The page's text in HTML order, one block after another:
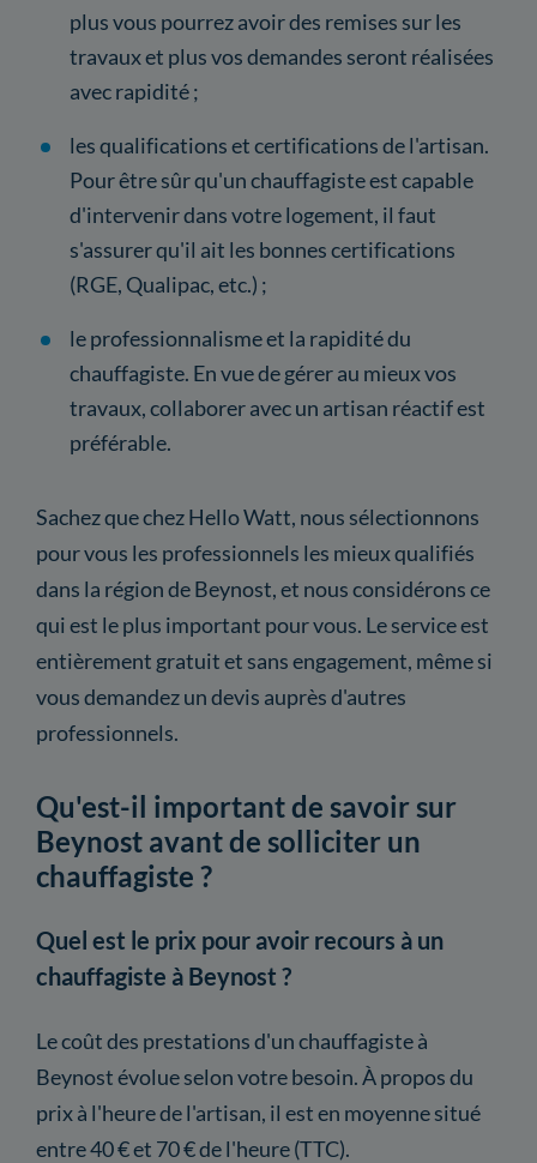
plus vous pourrez avoir des remises sur les
travaux et plus vos demandes seront réalisées
avec rapidité ;
les qualifications et certifications de l'artisan.
Pour être sûr qu'un chauffagiste est capable
d'intervenir dans votre logement, il faut
s'assurer qu'il ait les bonnes certifications
(RGE, Qualipac, etc.) ;
le professionnalisme et la rapidité du
chauffagiste. En vue de gérer au mieux vos
travaux, collaborer avec un artisan réactif est
préférable.
Sachez que chez Hello Watt, nous sélectionnons
pour vous les professionnels les mieux qualifiés
dans la région de Beynost, et nous considérons ce
qui est le plus important pour vous. Le service est
entièrement gratuit et sans engagement, même si
vous demandez un devis auprès d'autres
professionnels.
Qu'est-il important de savoir sur
Beynost avant de solliciter un
chauffagiste ?
Quel est le prix pour avoir recours à un
chauffagiste à Beynost ?
Le coût des prestations d'un chauffagiste à
Beynost évolue selon votre besoin. À propos du
prix à l'heure de l'artisan, il est en moyenne situé
entre 40 € et 70 € de l'heure (TTC).